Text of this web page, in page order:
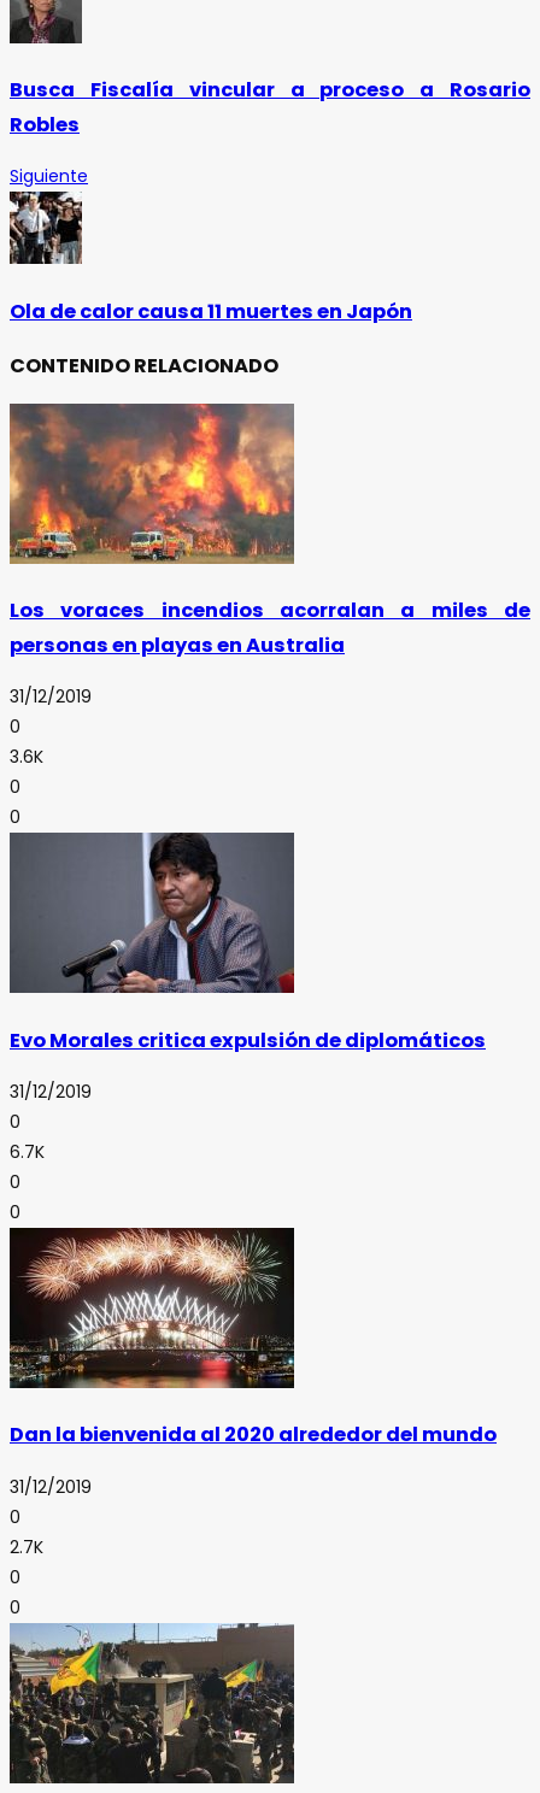
Busca Fiscalía vincular a proceso a Rosario
Robles
Siguiente
Ola de calor causa 11 muertes en Japón
CONTENIDO RELACIONADO
Los voraces incendios acorralan a miles de
personas en playas en Australia
31/12/2019
0
3.6K
0
0
Evo Morales critica expulsión de diplomáticos
31/12/2019
0
6.7K
0
0
Dan la bienvenida al 2020 alrededor del mundo
31/12/2019
0
2.7K
0
0